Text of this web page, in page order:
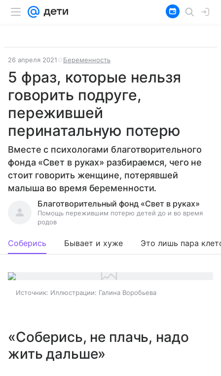
26 апреля 2021 Беременность
5 фраз, которые нельзя
говорить подруге,
пережившей
перинатальную потерю
Вместе с психологами благотворительного
фонда «Свет в руках» разбираемся, чего не
стоит говорить женщине, потерявшей
малыша во время беременности.
Благотворительный фонд «Свет в руках»
Помощь пережившим потерю детей до и во время
родов
Соберись Бывает и хуже Это лишь пара
Источник: Иллюстрации: Галина Воробьева
«Соберись, не плачь, надо
жить дальше»